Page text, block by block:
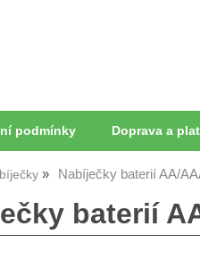
podmínky Doprava a
Nabíječky baterií AA/
baterií